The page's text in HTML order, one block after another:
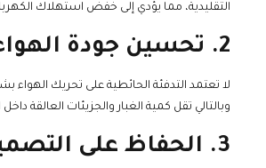
التقليدية، مما يؤدي إلى خفض استهلاك
2. تحسين جودة الهواء
لا تعتمد التدفئة الحائطية على تحريك الهواء
وبالتالي تقل كمية الغبار والجزيئات العالقة داخل
3. الحفاظ على